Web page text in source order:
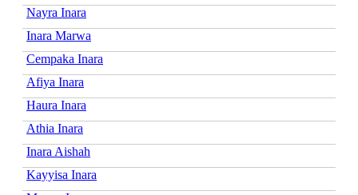
Nayra Inara
Inara Marwa
Cempaka Inara
Afiya Inara
Haura Inara
Athia Inara
Inara Aishah
Kayyisa Inara